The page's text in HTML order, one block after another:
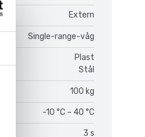
Extern
Single-range-våg
Plast
Stål
100 kg
-10 °C – 40 °C
3 s